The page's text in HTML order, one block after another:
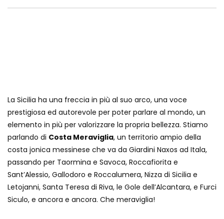
La Sicilia ha una freccia in più al suo arco, una voce
prestigiosa ed autorevole per poter parlare al mondo, un
elemento in più per valorizzare la propria bellezza. Stiamo
parlando di Costa Meraviglia, un territorio ampio della
costa jonica messinese che va da Giardini Naxos ad Itala,
passando per Taormina e Savoca, Roccafiorita e
Sant’Alessio, Gallodoro e Roccalumera, Nizza di Sicilia e
Letojanni, Santa Teresa di Riva, le Gole dell’Alcantara, e Furci
Siculo, e ancora e ancora. Che meraviglia!